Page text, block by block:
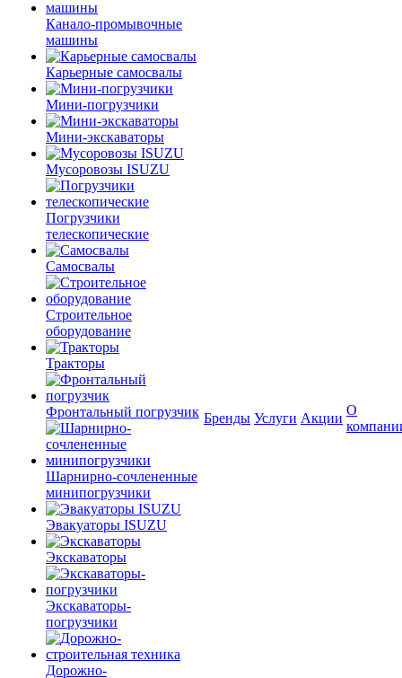
Канало-промывочные
машины
Карьерные самосвалы
Мини-погрузчики
Мини-экскаваторы
Мусоровозы ISUZU
Погрузчики
телескопические
Самосвалы
Строительное
оборудование
Тракторы
Фронтальный погрузчик
Шарнирно-сочлененные
минипогрузчики
Эвакуаторы ISUZU
Экскаваторы
Экскаваторы-
погрузчики
Дорожно-
Бренды Услуги Акции
О